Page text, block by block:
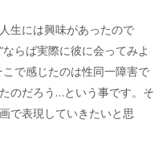
生には興味があったので
らば実際に彼に会ってみよ
で感じたのは性同一障害で
のだろう…という事です。そ
で表現していきたいと思